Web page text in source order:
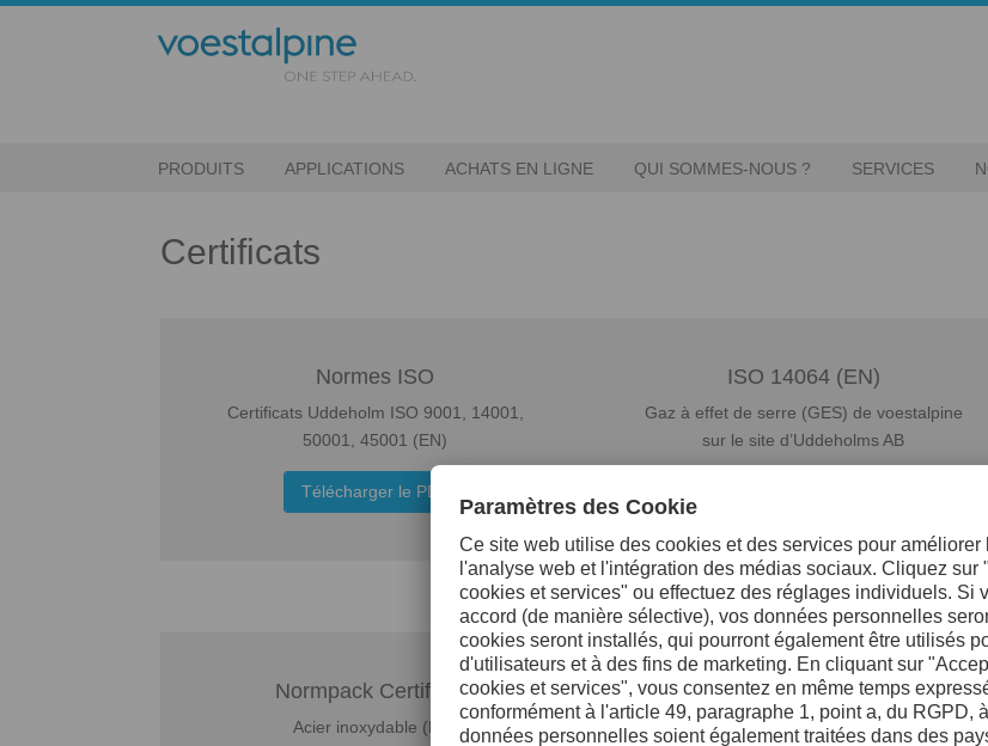
PRODUITS APPLICATIONS ACHATS EN LIGNE QUI SOMMES-NOUS ? SERVICES
Certificats
Normes ISO
Certificats Uddeholm ISO 9001, 14001,
50001, 45001 (EN)
Télécharger le PDF
ISO 14064 (EN)
Gaz à effet de serre (GES) de voestalpine
sur le site d’Uddeholms AB
Normpack Certificate
Acier inoxydable (EN)
Normpack Certificate
Acier non inoxydable (EN)